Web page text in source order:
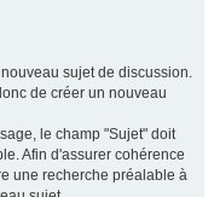
sujet de discussion.
de créer un nouveau
le champ "Sujet" doit
Afin d'assurer cohérence
une recherche préalable à